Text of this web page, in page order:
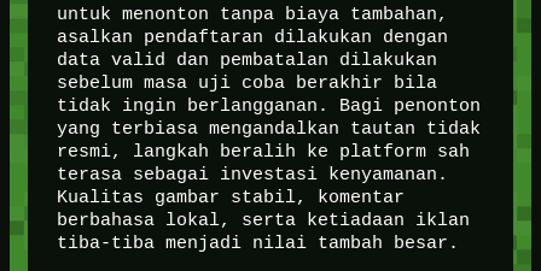
untuk menonton tanpa biaya tambahan,
asalkan pendaftaran dilakukan dengan
data valid dan pembatalan dilakukan
sebelum masa uji coba berakhir bila
tidak ingin berlangganan. Bagi penonton
yang terbiasa mengandalkan tautan tidak
resmi, langkah beralih ke platform sah
terasa sebagai investasi kenyamanan.
Kualitas gambar stabil, komentar
berbahasa lokal, serta ketiadaan iklan
tiba-tiba menjadi nilai tambah besar.